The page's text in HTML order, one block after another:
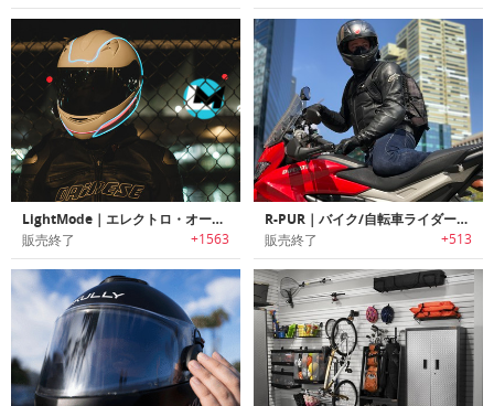
LightMode｜エレクトロ・オートバイヘルメット
販売終了 +1563
R-PUR｜バイク/自転車ライダー用耐汚染マスク「アールピュア」
販売終了 +513